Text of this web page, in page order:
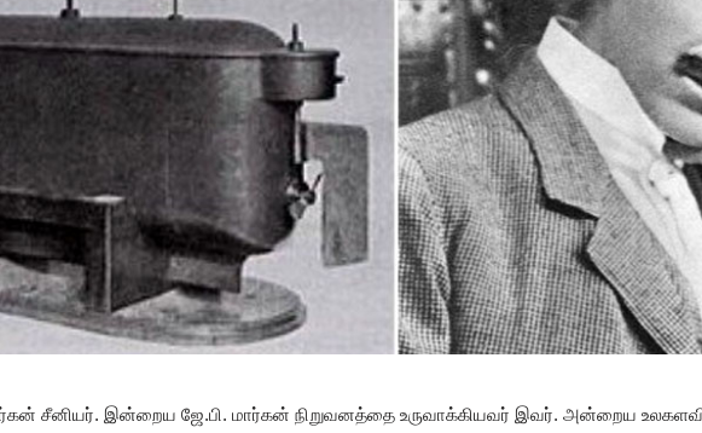
சீனியர். இன்றைய ஜே.பி. மார்கன் நிறுவனத்தை உருவாக்கியவர் இவர். அன்றைய